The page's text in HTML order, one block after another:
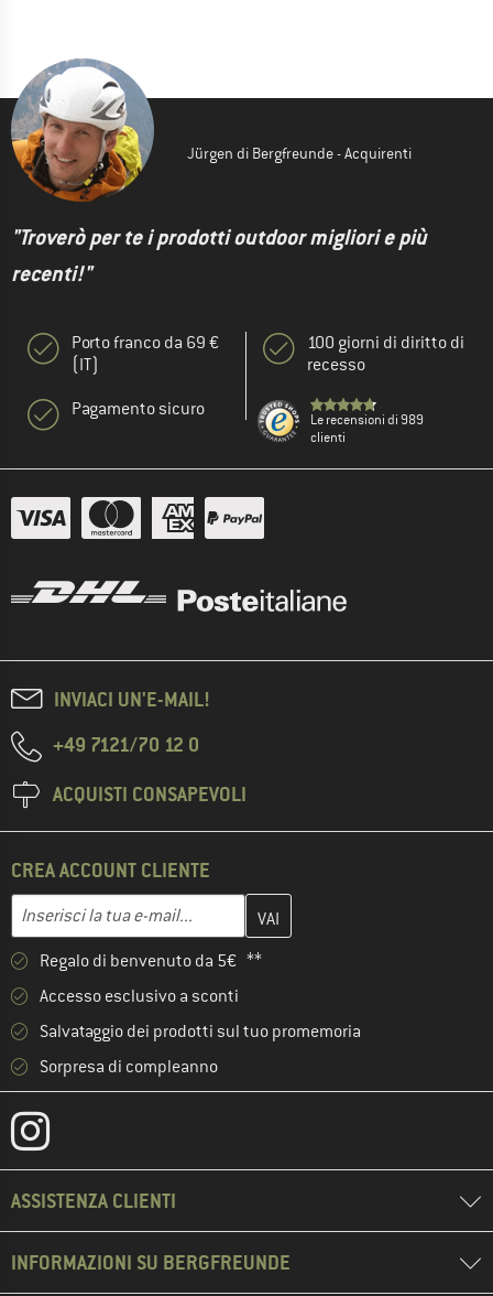
Jürgen di Bergfreunde - Acquirenti
"Troverò per te i prodotti outdoor migliori e più
recenti!"
Porto franco da 69 €
(IT)
Pagamento sicuro
100 giorni di diritto di
recesso
Le recensioni di 989
clienti
INVIACI UN'E-MAIL!
+49 7121/70 12 0
ACQUISTI CONSAPEVOLI
CREA ACCOUNT CLIENTE
Indirizzo e-mail
Inserisci qui il tuo indirizzo e-mail e crea il tuo account cliente
Regalo di benvenuto da 5€ **
Accesso esclusivo a sconti
Salvataggio dei prodotti sul tuo promemoria
Sorpresa di compleanno
ASSISTENZA CLIENTI
INFORMAZIONI SU BERGFREUNDE